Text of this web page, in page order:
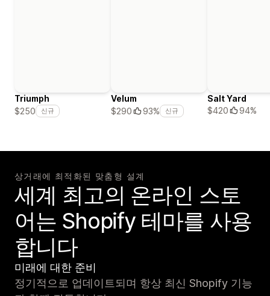
Triumph
$250
신규
Velum
$290
93% 신규
Salt Yard
$420
94%
상거래에 최적화된 맞춤형 설계
세계 최고의 온라인 스토
어는 Shopify 테마를 사용
합니다
미래에 대한 준비
정기적으로 업데이트되며 항상 최신 Shopify 기능